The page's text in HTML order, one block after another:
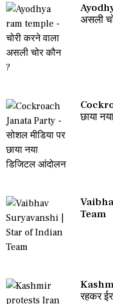
असली
छाया
Team
रहकर